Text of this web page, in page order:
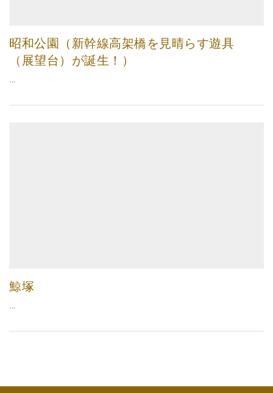
昭和公園（新幹線高架橋を見晴らす遊具
（展望台）が誕生！）
...
鯨塚
...